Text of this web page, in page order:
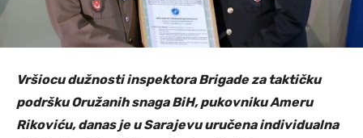
Vršiocu dužnosti inspektora Brigade za taktičku
podršku Oružanih snaga BiH, pukovniku Ameru
Rikoviću, danas je u Sarajevu uručena individualna